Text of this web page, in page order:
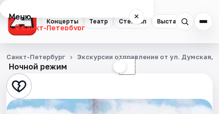
Концерты Театр Стендап Выставки
Меню ×
Санкт-Петербург
Концерты
Театр
Стендап
Ночной режим ☾
Санкт-Петербург Экскурсии отправление от ул. Думская,